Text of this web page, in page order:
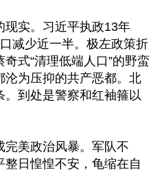
现实。习近平执政13年
减少近一半。极左政策折
式“清理低端人口”的野蛮
沦为压抑的共产恶都。北
到处是警察和红袖箍以
完美政治风暴。军队不
日惶惶不安，龟缩在自